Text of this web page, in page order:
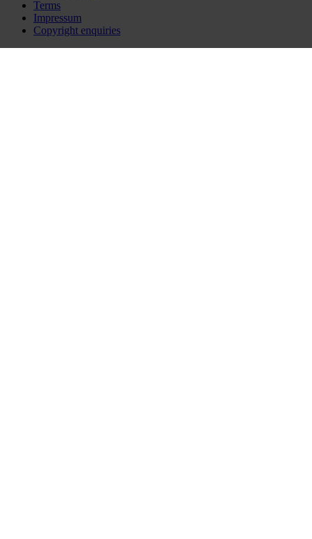
Terms
Impressum
Copyright enquiries